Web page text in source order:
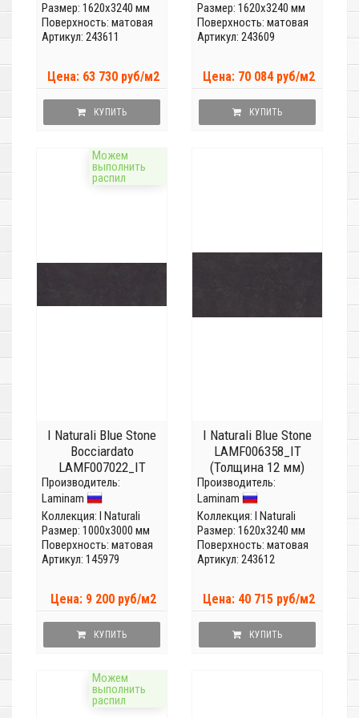
Размер: 1620x3240 мм
Поверхность: матовая
Артикул: 243611
Цена: 63 730 руб/м2
КУПИТЬ
Размер: 1620x3240 мм
Поверхность: матовая
Артикул: 243609
Цена: 70 084 руб/м2
КУПИТЬ
Можем
выполнить
распил
I Naturali Blue Stone
Bocciardato
LAMF007022_IT
(Толщина 5,6мм)
Производитель:
Laminam
Коллекция: I Naturali
Размер: 1000x3000 мм
Поверхность: матовая
Артикул: 145979
Цена: 9 200 руб/м2
КУПИТЬ
I Naturali Blue Stone
LAMF006358_IT
(Толщина 12 мм)
Производитель:
Laminam
Коллекция: I Naturali
Размер: 1620x3240 мм
Поверхность: матовая
Артикул: 243612
Цена: 40 715 руб/м2
КУПИТЬ
Можем
выполнить
распил